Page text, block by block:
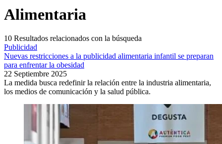
Alimentaria
10 Resultados relacionados con la búsqueda
Publicidad
Nuevas restricciones a la publicidad alimentaria infantil se preparan
para enfrentar la obesidad
22 Septiembre 2025
La medida busca redefinir la relación entre la industria alimentaria,
los medios de comunicación y la salud pública.